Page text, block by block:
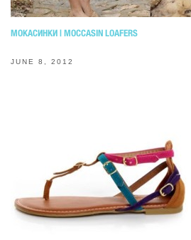
МОКАСИНКИ | MOCCASIN LOAFERS
JUNE 8, 2012